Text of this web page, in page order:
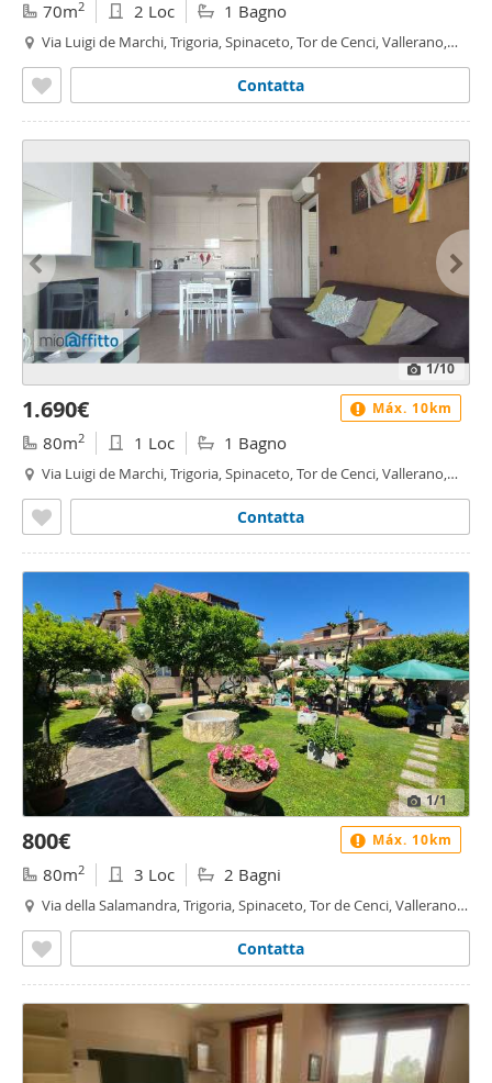
70m2 2 Loc 1 Bagno
Via Luigi de Marchi, Trigoria, Spinaceto, Tor de Cenci, Vallerano,
Contatta
1/10
1.690€
80m2 1 Loc 1 Bagno
Via Luigi de Marchi, Trigoria, Spinaceto, Tor de Cenci, Vallerano,
Contatta
Máx. 10km
1/1
800€
80m2 3 Loc 2 Bagni
Via della Salamandra, Trigoria, Spinaceto, Tor de Cenci, Vallerano,
Contatta
Máx. 10km